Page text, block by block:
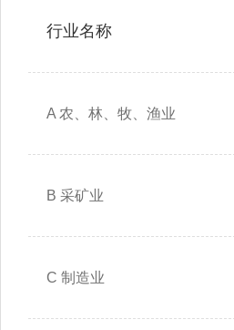
行业名称
A 农、林、牧、渔业
B 采矿业
C 制造业